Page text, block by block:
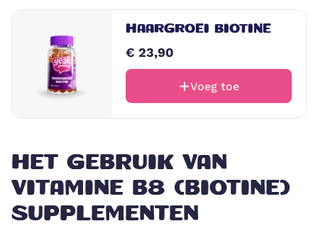
HAARGROEI BIOTINE
€ 23,90
Voeg toe
HET GEBRUIK VAN
VITAMINE B8 (BIOTINE)
SUPPLEMENTEN